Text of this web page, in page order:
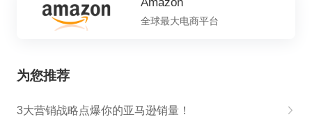
全球最大电商平台
为您推荐
3大营销战略点爆你的亚马逊销量！